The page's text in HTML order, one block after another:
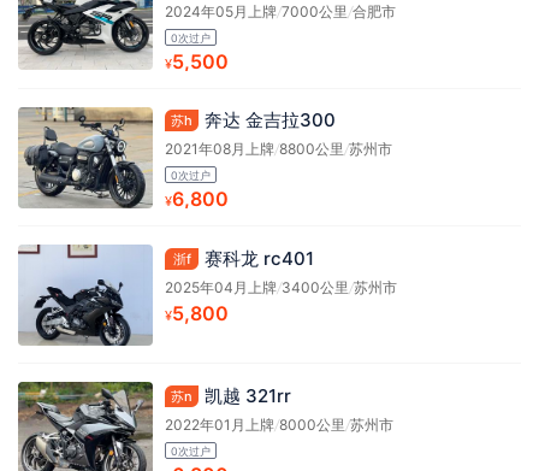
2024年05月上牌/7000公里 /合肥市
0次过户
¥5,500
苏h 奔达 金吉拉300
2021年08月上牌/8800公里/苏州市
0次过户
¥6,800
浙f 赛科龙 rc401
2025年04月上牌/3400公里/苏州市
¥5,800
苏n 凯越 321rr
2022年01月上牌/8000公里/苏州市
0次过户